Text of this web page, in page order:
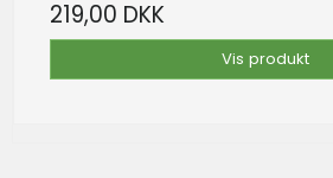
219,00 DKK
Vis produkt